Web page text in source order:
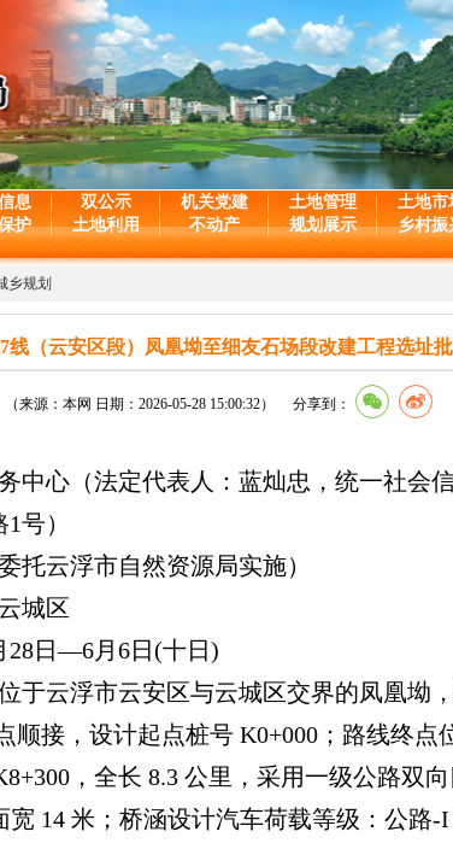
息 双公示 机关党建 土地管理 土地市
护 土地利用 不动产 规划展示 乡村振
乡规划
线（云安区段）凤凰坳至细友石场段改建工程选址
（来源：本网 日期：2026-05-28 15:00:32） 分享到：
心（法定代表人：蓝灿忠，统一社会信
号）
托云浮市自然资源局实施）
城区
28日—6月6日(十日)
于云浮市云安区与云城区交界的凤凰坳
顺接，设计起点桩号 K0+000；路线终点
，全长 8.3 公里，采用一级公路双
14 米；桥涵设计汽车荷载等级：公路-